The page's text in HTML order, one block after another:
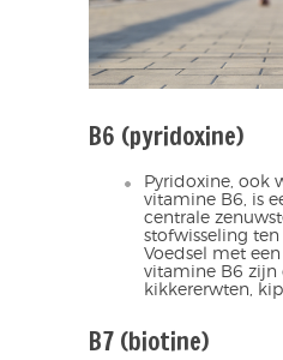
B6 (pyridoxine)
Pyridoxine, ook
vitamine B6, is
centrale
stofwisseling
Voedsel met
vitamine B6 zijn
kikkererwten,
B7 (biotine)